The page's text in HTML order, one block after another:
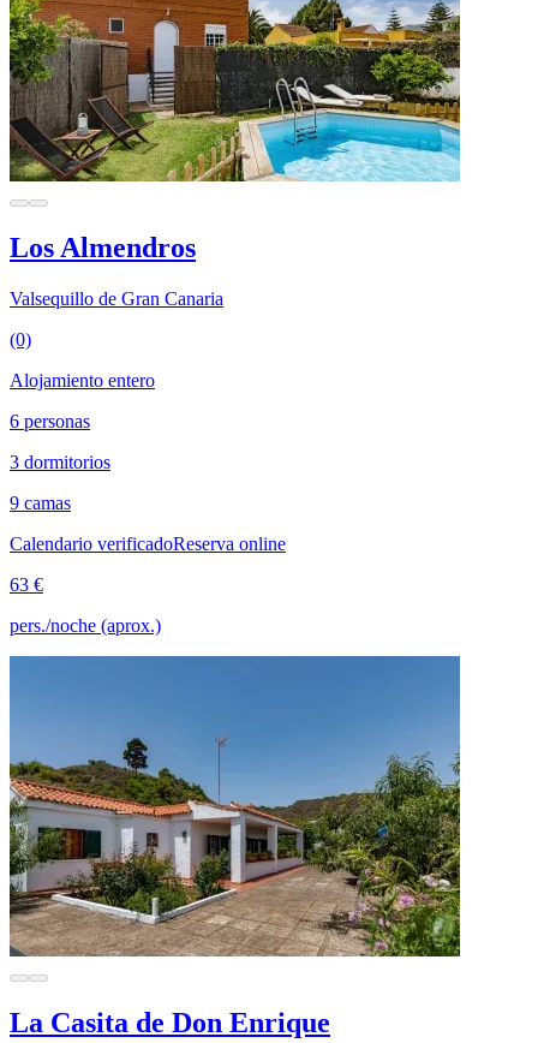
Los Almendros
Valsequillo de Gran Canaria
(0)
Alojamiento entero
6 personas
3 dormitorios
9 camas
Calendario verificadoReserva online
63 €
pers./noche (aprox.)
La Casita de Don Enrique